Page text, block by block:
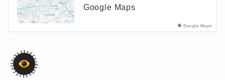
Google Maps
Google Maps